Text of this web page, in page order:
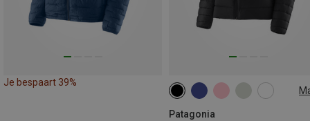
Je bespaart 39%
Patagonia
XS S